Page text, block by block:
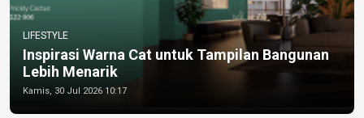
LIFESTYLE
Inspirasi Warna Cat untuk Tampilan Bangunan
Lebih Menarik
Kamis, 30 Jul 2026 10:17